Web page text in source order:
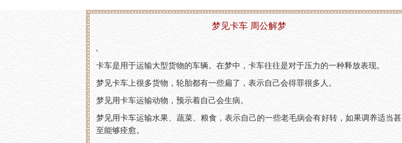
梦见卡车 周公解梦
,
卡车是用于运输大型货物的车辆。在梦中，卡车往往是对于压力的一种释放表现。
梦见卡车上很多货物，轮胎都有一些扁了，表示自己会得罪很多人。
梦见用卡车运输动物，预示着自己会生病。
梦见用卡车运输水果、蔬菜、粮食，表示自己的一些老毛病会有好转，如果调养适当甚
至能够痊愈。